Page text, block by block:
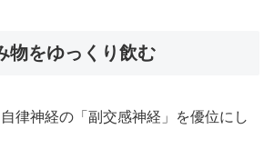
をゆっくり飲む
律神経の「副交感神経」を優位にし